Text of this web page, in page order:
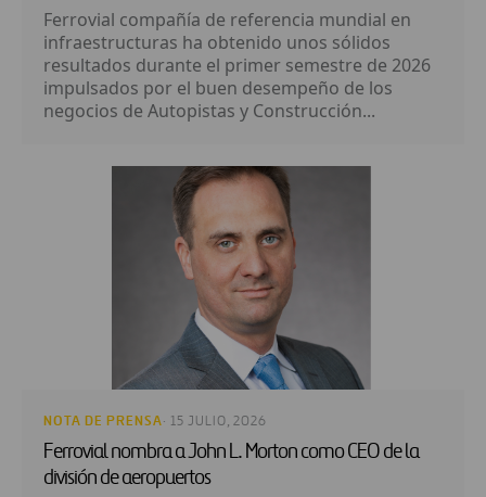
Ferrovial compañía de referencia mundial en
infraestructuras ha obtenido unos sólidos
resultados durante el primer semestre de 2026
impulsados por el buen desempeño de los
negocios de Autopistas y Construcción...
NOTA DE PRENSA· 15 JULIO, 2026
Ferrovial nombra a John L. Morton como CEO de la
división de aeropuertos